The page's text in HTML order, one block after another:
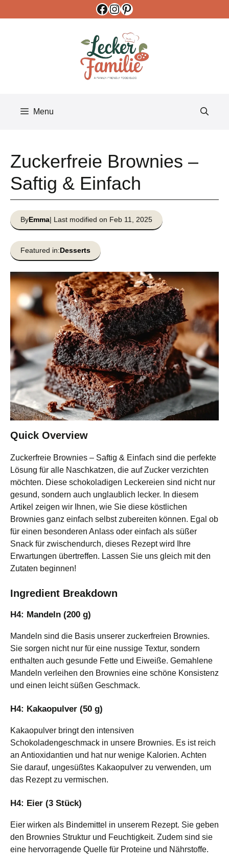
Facebook
Instagram
Pinterest
Menu
Zuckerfreie Brownies –
Saftig & Einfach
ByEmma| Last modified on Feb 11, 2025
Featured in:Desserts
Quick Overview
Zuckerfreie Brownies – Saftig & Einfach sind die perfekte
Lösung für alle Naschkatzen, die auf Zucker verzichten
möchten. Diese schokoladigen Leckereien sind nicht nur
gesund, sondern auch unglaublich lecker. In diesem
Artikel zeigen wir Ihnen, wie Sie diese köstlichen
Brownies ganz einfach selbst zubereiten können. Egal ob
für einen besonderen Anlass oder einfach als süßer
Snack für zwischendurch, dieses Rezept wird Ihre
Erwartungen übertreffen. Lassen Sie uns gleich mit den
Zutaten beginnen!
Ingredient Breakdown
H4: Mandeln (200 g)
Mandeln sind die Basis unserer zuckerfreien Brownies.
Sie sorgen nicht nur für eine nussige Textur, sondern
enthalten auch gesunde Fette und Eiweiße. Gemahlene
Mandeln verleihen den Brownies eine schöne Konsistenz
und einen leicht süßen Geschmack.
H4: Kakaopulver (50 g)
Kakaopulver bringt den intensiven
Schokoladengeschmack in unsere Brownies. Es ist reich
an Antioxidantien und hat nur wenige Kalorien. Achten
Sie darauf, ungesüßtes Kakaopulver zu verwenden, um
das Rezept zu vermischen.
H4: Eier (3 Stück)
Eier wirken als Bindemittel in unserem Rezept. Sie geben
den Brownies Struktur und Feuchtigkeit. Zudem sind sie
eine hervorragende Quelle für Proteine und Nährstoffe.